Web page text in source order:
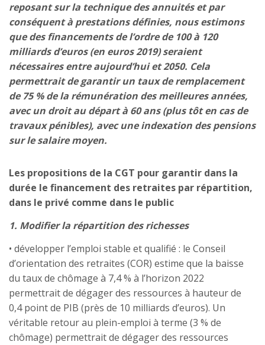
reposant sur la technique des annuités et par
conséquent à prestations définies, nous estimons
que des financements de l’ordre de 100 à 120
milliards d’euros (en euros 2019) seraient
nécessaires entre aujourd’hui et 2050. Cela
permettrait de garantir un taux de remplacement
de 75 % de la rémunération des meilleures années,
avec un droit au départ à 60 ans (plus tôt en cas de
travaux pénibles), avec une indexation des pensions
sur le salaire moyen.
Les propositions de la CGT pour garantir dans la
durée le financement des retraites par répartition,
dans le privé comme dans le public
1. Modifier la répartition des richesses
• développer l’emploi stable et qualifié : le Conseil
d’orientation des retraites (COR) estime que la baisse
du taux de chômage à 7,4 % à l’horizon 2022
permettrait de dégager des ressources à hauteur de
0,4 point de PIB (près de 10 milliards d’euros). Un
véritable retour au plein-emploi à terme (3 % de
chômage) permettrait de dégager des ressources